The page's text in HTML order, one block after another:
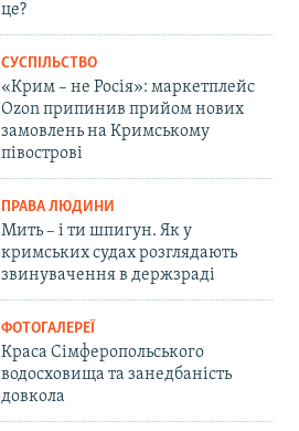
це?
СУСПІЛЬСТВО
«Крим – не Росія»: маркетплейс
Ozon припинив прийом нових
замовлень на Кримському
півострові
ПРАВА ЛЮДИНИ
Мить – і ти шпигун. Як у
кримських судах розглядають
звинувачення в держзраді
ФОТОГАЛЕРЕЇ
Краса Сімферопольського
водосховища та занедбаність
довкола